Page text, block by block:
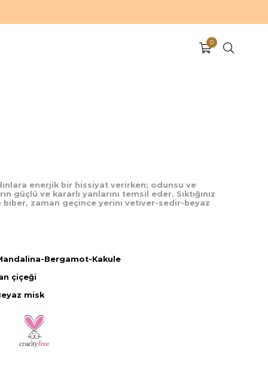
0
enerjik bir hissiyat verirken; odunsu ve
güçlü ve kararlı yanlarını temsil eder. Sıktığınız
zaman geçince yerini vetiver-sedir-beyaz
Bergamot-Kakule
çiçeği
misk